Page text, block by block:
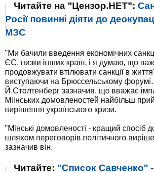
Читайте на "Цензор.НЕТ":
Росії повинні діяти до
МЗС
"Ми бачили введення економічних
ЄС, низки інших країн, і я думаю, що
продовжувати втілювати санкції в
виступаючи на Брюссельському форумі.
Й.Столтенберг зазначив, що вважає
Міінських домовленостей найбільш
вирішення українського кризи.
"Мінські домовленості - кращий спосіб
шляхом переговорів політичного
зазначив він.
Читайте: "Список Савченко"